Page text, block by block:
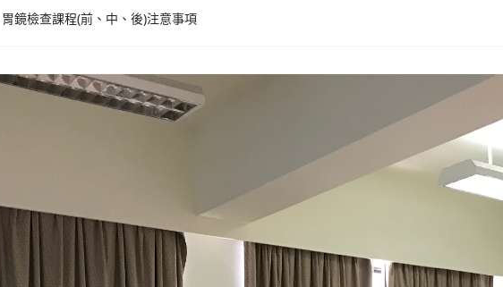
鏡檢查課程(前、中、後)注意事項